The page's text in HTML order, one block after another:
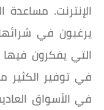
الإنترنت. مساعدة
يرغبون في
التي يفكرون فيها
في توفير الكثير
في الأسواق